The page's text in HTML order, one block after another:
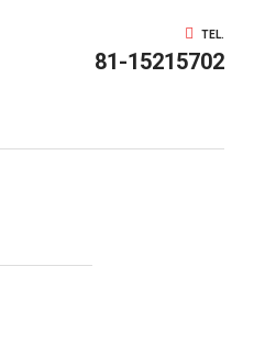
TEL.
81-15215702